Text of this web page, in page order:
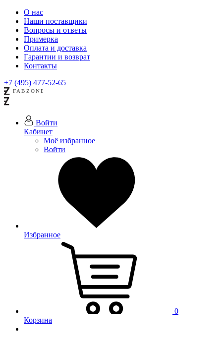
О нас
Наши поставщики
Вопросы и ответы
Примерка
Оплата и доставка
Гарантии и возврат
Контакты
+7 (495) 477-52-65
Войти
Кабинет
Моё избранное
Войти
Избранное
0
Корзина